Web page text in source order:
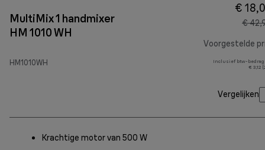
MultiMix 1 handmixer
HM 1010 WH
HM1010WH
€
€
Voorgestelde
Inclusief btw-bedrag
€ 3,12
Vergelijken
Krachtige motor van 500 W